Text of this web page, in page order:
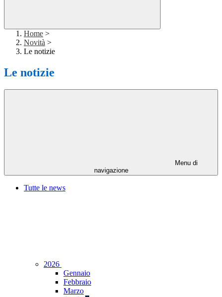
Home >
Novità >
Le notizie
Le notizie
Menu di
navigazione
Tutte le news
2026
Gennaio
Febbraio
Marzo